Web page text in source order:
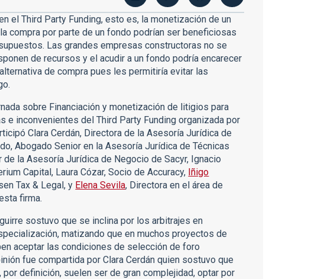
el Third Party Funding, esto es, la monetización de un
compra por parte de un fondo podrían ser beneficiosas
Las grandes empresas constructoras no se
de recursos y el acudir a un fondo podría encarecer
de compra pues les permitiría evitar las
sobre Financiación y monetización de litigios para
e inconvenientes del Third Party Funding organizada por
Clara Cerdán, Directora de la Asesoría Jurídica de
Abogado Senior en la Asesoría Jurídica de Técnicas
la Asesoría Jurídica de Negocio de Sacyr, Ignacio
Capital, Laura Cózar, Socio de Accuracy, Iñigo
Tax & Legal, y Elena Sevila, Directora en el área de
firma.
sostuvo que se inclina por los arbitrajes en
matizando que en muchos proyectos de
aceptar las condiciones de selección de foro
fue compartida por Clara Cerdán quien sostuvo que
definición, suelen ser de gran complejidad, optar por